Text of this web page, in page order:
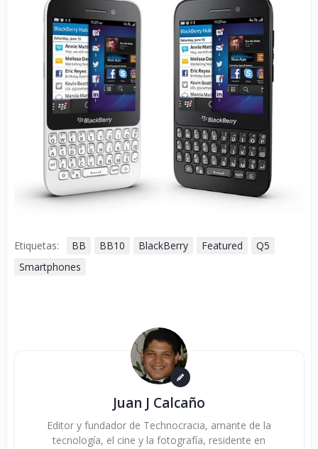
Etiquetas: BB BB10 BlackBerry Featured
Q5
Smartphones
Juan J Calcaño
Editor y fundador de Technocracia, amante de la
tecnología, el cine y la fotografía, residente en